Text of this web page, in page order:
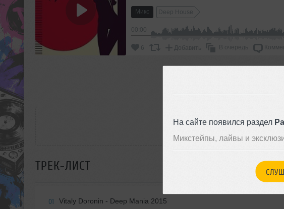
На сайте появился раздел
Микстейпы, лайвы и
Микс Deep House
6 Добавить В очередь
РАССКАЖИ
ТРЕК-ЛИСТ
01 Vitaly Doronin - Deep Mania 2015